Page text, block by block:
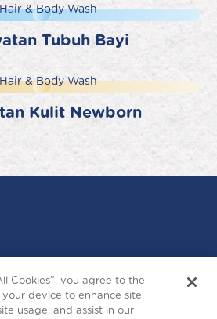
Tubuh Bayi
Kulit Newborn
Kami
InstagramFollow Facebook
Cookies”, you agree to the
device to enhance site
usage, and assist in our